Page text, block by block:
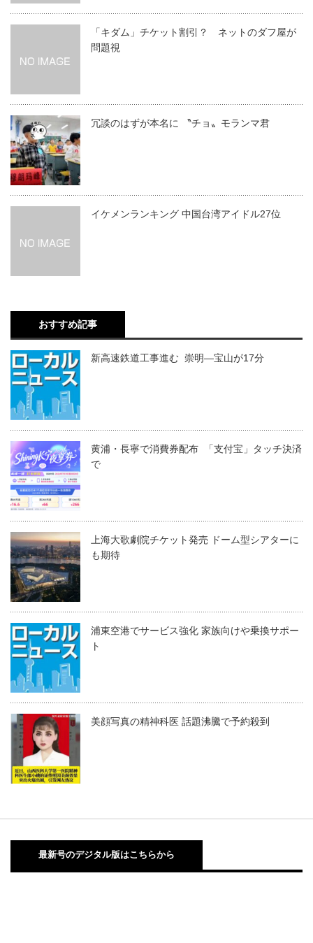
「キダム」チケット割引？ ネットのダフ屋が
問題視
冗談のはずが本名に 〝チョ〟モランマ君
イケメンランキング 中国台湾アイドル27位
おすすめ記事
新高速鉄道工事進む 崇明―宝山が17分
黄浦・長寧で消費券配布 「支付宝」タッチ決済
で
上海大歌劇院チケット発売 ドーム型シアターに
も期待
浦東空港でサービス強化 家族向けや乗換サポー
ト
美顔写真の精神科医 話題沸騰で予約殺到
最新号のデジタル版はこちらから